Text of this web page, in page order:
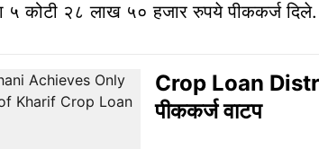
५ कोटी २८ लाख ५० हजार रुपये पीककर्ज दिले.
Crop Loan
पीककर्ज वाटप